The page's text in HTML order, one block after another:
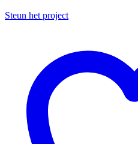
Steun het project